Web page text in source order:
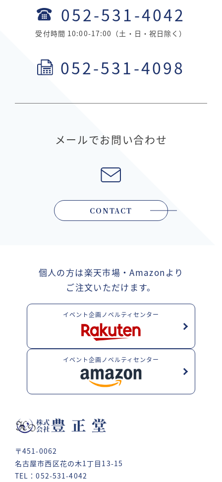
052-531-4042
受付時間 10:00-17:00（土・日・祝日除く）
052-531-4098
メールでお問い合わせ
CONTACT
〒451-0062
名古屋市西区花の木1丁目13-15
TEL：052-531-4042
個人の方は楽天市場・Amazonより
ご注文いただけます。
イベント企画ノベルティセンター
イベント企画ノベルティセンター